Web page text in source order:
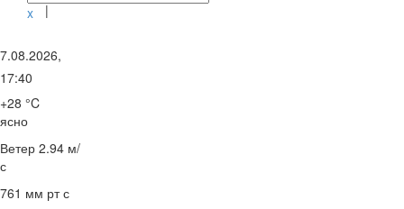
x
|
7.08.2026,
17:40
+28 °C
ясно
Ветер 2.94 м/
с
761 мм рт с